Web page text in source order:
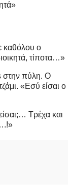
καθόλου ο
τίποτα…»
στην πύλη. Ο
«Εσύ είσαι ο
Τρέχα και